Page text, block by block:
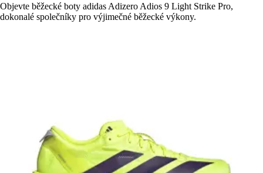
Objevte běžecké boty adidas Adizero Adios 9 Light Strike Pro,
dokonalé společníky pro výjimečné běžecké výkony.